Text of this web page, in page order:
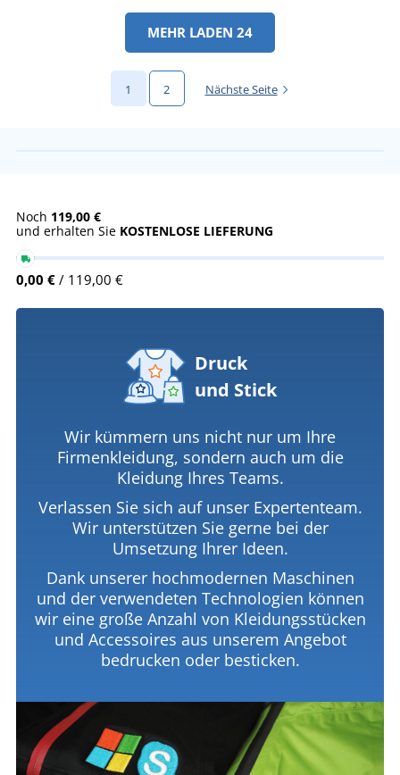
MEHR LADEN 24
1 2 Nächste Seite
Noch 119,00 €
und erhalten Sie KOSTENLOSE LIEFERUNG
0,00 € / 119,00 €
Druck
und Stick
Wir kümmern uns nicht nur um Ihre
Firmenkleidung, sondern auch um die
Kleidung Ihres Teams.
Verlassen Sie sich auf unser Expertenteam.
Wir unterstützen Sie gerne bei der
Umsetzung Ihrer Ideen.
Dank unserer hochmodernen Maschinen
und der verwendeten Technologien können
wir eine große Anzahl von Kleidungsstücken
und Accessoires aus unserem Angebot
bedrucken oder besticken.